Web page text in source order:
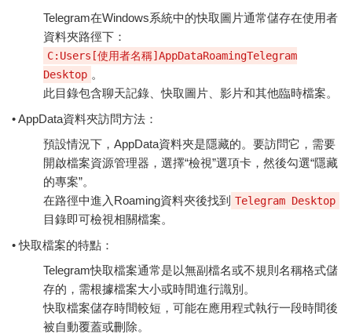
Telegram在Windows系統中的快取圖片通常儲存在使用者
資料夾路徑下：
C:Users[使用者名稱]AppDataRoamingTelegram
Desktop 。
此目錄包含聊天記錄、快取圖片、影片和其他臨時檔案。
• AppData資料夾訪問方法：
預設情況下，AppData資料夾是隱藏的。要訪問它，需要
開啟檔案資源管理器，選擇“檢視”選項卡，然後勾選“隱藏
的專案”。
在路徑中進入Roaming資料夾後找到 Telegram Desktop
目錄即可檢視相關檔案。
• 快取檔案的特點：
Telegram快取檔案通常是以無副檔名或不規則名稱格式儲
存的，需根據檔案大小或時間進行識別。
快取檔案儲存時間較短，可能在應用程式執行一段時間後
被自動覆蓋或刪除。